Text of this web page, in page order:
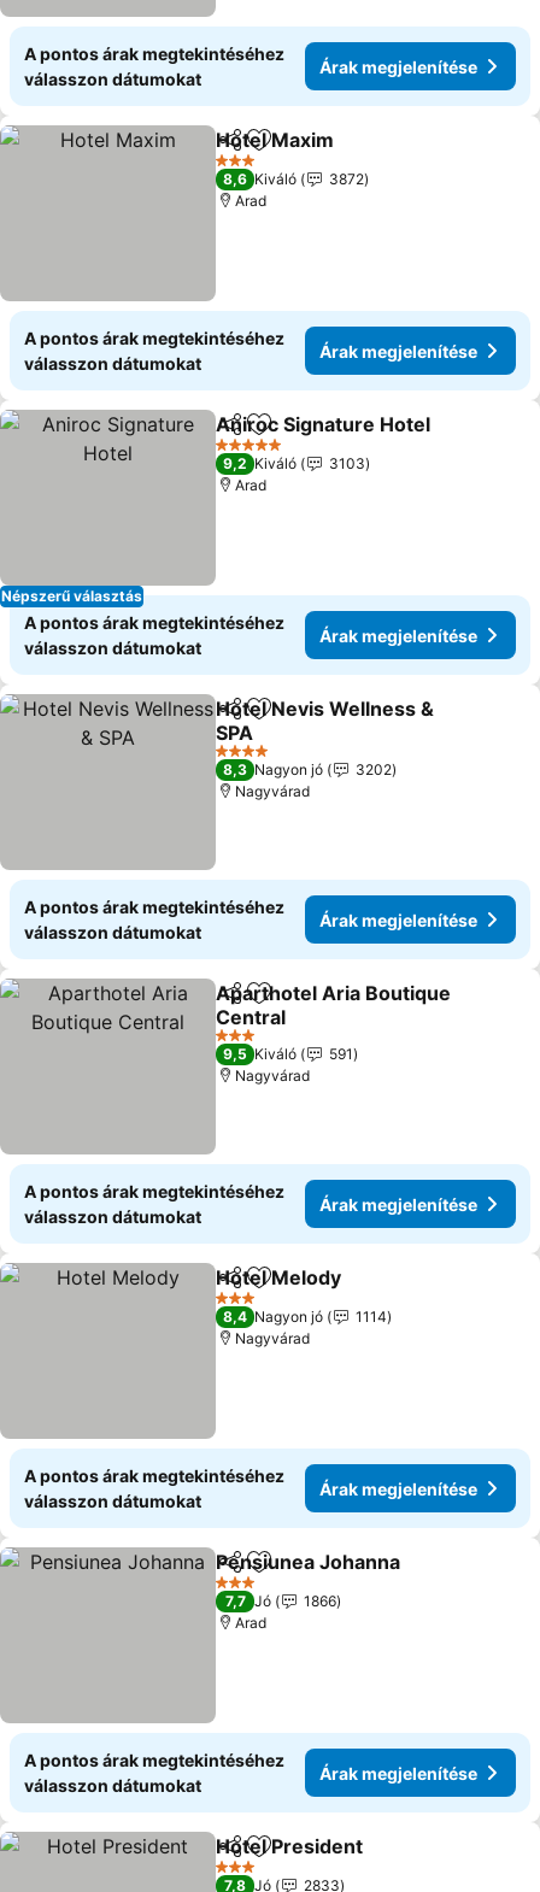
A pontos árak megtekintéséhez
válasszon dátumokat
Árak megjelenítése
Megosztás
Hozzáadás a kedvencekhez
Hotel Maxim
3 Kategória
8,6 Kiváló
3872
Arad
A pontos árak megtekintéséhez
válasszon dátumokat
Árak megjelenítése
Népszerű választás
Megosztás
Hozzáadás a kedvencekhez
Aniroc Signature Hotel
5 Kategória
9,2 Kiváló
3103
Arad
A pontos árak megtekintéséhez
válasszon dátumokat
Árak megjelenítése
Megosztás
Hozzáadás a kedvencekhez
Hotel Nevis Wellness &
SPA
Árak megjelenítése
4 Kategória
8,3 Nagyon jó
3202
Nagyvárad
A pontos árak megtekintéséhez
válasszon dátumokat
Árak megjelenítése
Megosztás
Hozzáadás a kedvencekhez
Aparthotel Aria Boutique
Central
Árak megjelenítése
3 Kategória
9,5 Kiváló
591
Nagyvárad
A pontos árak megtekintéséhez
válasszon dátumokat
Árak megjelenítése
Megosztás
Hozzáadás a kedvencekhez
Hotel Melody
3 Kategória
8,4 Nagyon jó
1114
Nagyvárad
A pontos árak megtekintéséhez
válasszon dátumokat
Árak megjelenítése
Megosztás
Hozzáadás a kedvencekhez
Pensiunea Johanna
3 Kategória
7,7 Jó
1866
Arad
A pontos árak megtekintéséhez
válasszon dátumokat
Árak megjelenítése
Megosztás
Hozzáadás a kedvencekhez
Hotel President
3 Kategória
7,8 Jó
2833